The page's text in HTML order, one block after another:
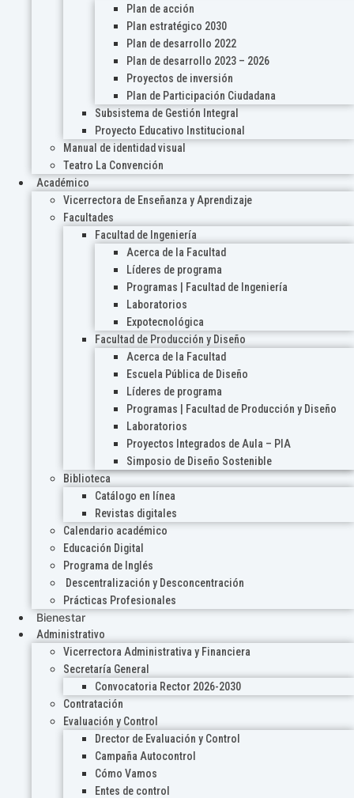
Plan de acción
Plan estratégico 2030
Plan de desarrollo 2022
Plan de desarrollo 2023 – 2026
Proyectos de inversión
Plan de Participación Ciudadana
Subsistema de Gestión Integral
Proyecto Educativo Institucional
Manual de identidad visual
Teatro La Convención
Académico
Vicerrectora de Enseñanza y Aprendizaje
Facultades
Facultad de Ingeniería
Acerca de la Facultad
Líderes de programa
Programas | Facultad de Ingeniería
Laboratorios
Expotecnológica
Facultad de Producción y Diseño
Acerca de la Facultad
Escuela Pública de Diseño
Líderes de programa
Programas | Facultad de Producción y Diseño
Laboratorios
Proyectos Integrados de Aula – PIA
Simposio de Diseño Sostenible
Biblioteca
Catálogo en línea
Revistas digitales
Calendario académico
Educación Digital
Programa de Inglés
Descentralización y Desconcentración
Prácticas Profesionales
Bienestar
Administrativo
Vicerrectora Administrativa y Financiera
Secretaría General
Convocatoria Rector 2026-2030
Contratación
Evaluación y Control
Drector de Evaluación y Control
Campaña Autocontrol
Cómo Vamos
Entes de control